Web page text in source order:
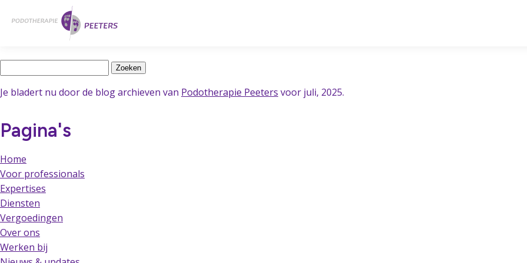
hoofdinhoud
Latest Posts
Je bladert nu door de blog archieven van Podotherapie Peeters voor juli, 2025.
Pagina's
Home
Voor professionals
Expertises
Diensten
Vergoedingen
Over ons
Werken bij